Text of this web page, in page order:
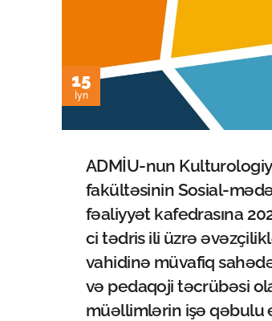
15
İyn
ADMİU-nun
fakültəsinin Sosial-
fəaliyyət kafedrasına
ci tədris ili üzrə
vahidinə müvafiq
və pedaqoji təcrübəsi
müəllimlərin işə qəbulu